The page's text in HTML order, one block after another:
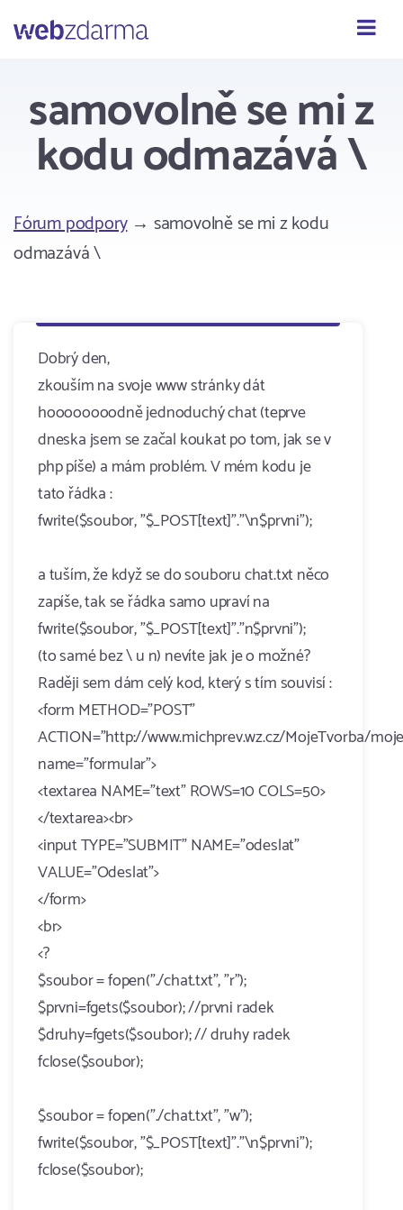
Webzdarma
samovolně se mi z
kodu odmazává \
Fórum podpory→ samovolně se mi z kodu
odmazává \
Dobrý den,
zkouším na svoje www stránky dát
hoooooooodně jednoduchý chat (teprve
dneska jsem se začal koukat po tom, jak se v
php píše) a mám problém. V mém kodu je
tato řádka :
fwrite($soubor, "$_POST[text]"."\n$prvni");
a tuším, že když se do souboru chat.txt něco
zapíše, tak se řádka samo upraví na
fwrite($soubor, "$_POST[text]"."n$prvni");
(to samé bez \ u n) nevíte jak je o možné?
Raději sem dám celý kod, který s tím souvisí :
<form METHOD="POST"
ACTION="http://www.michprev.wz.cz/MojeTvorba/
name="formular">
<textarea NAME="text" ROWS=10 COLS=50>
</textarea><br>
<input TYPE="SUBMIT" NAME="odeslat"
VALUE="Odeslat">
</form>
<br>
<?
$soubor = fopen("./chat.txt", "r");
$prvni=fgets($soubor); //prvni radek
$druhy=fgets($soubor); // druhy radek
fclose($soubor);
$soubor = fopen("./chat.txt", "w");
fwrite($soubor, "$_POST[text]"."\n$prvni");
fclose($soubor);